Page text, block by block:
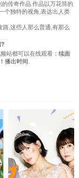
传奇作品.作品以万花筒的
个独特的视角,表达出人类
,这些人那么普通,有那么
?
站都可以在线观看： 续面
播出时间 .